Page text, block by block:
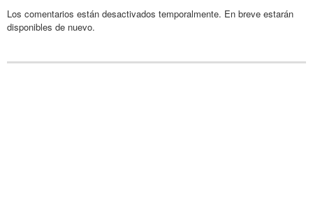
Los comentarios están desactivados temporalmente. En breve estarán
disponibles de nuevo.